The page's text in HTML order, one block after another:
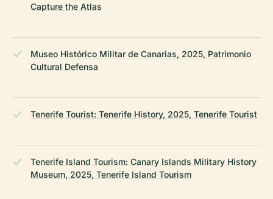
Capture the Atlas
Museo Histórico Militar de Canarias, 2025, Patrimonio
Cultural Defensa
Tenerife Tourist: Tenerife History, 2025, Tenerife Tourist
Tenerife Island Tourism: Canary Islands Military History
Museum, 2025, Tenerife Island Tourism